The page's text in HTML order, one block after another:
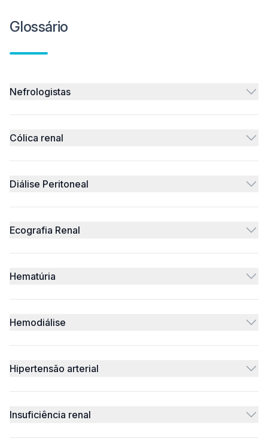
Glossário
Nefrologistas
Cólica renal
Diálise Peritoneal
Ecografia Renal
Hematúria
Hemodiálise
Hipertensão arterial
Insuficiência renal